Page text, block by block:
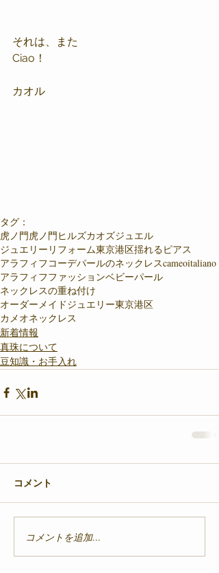
それは、また
Ciao！
カオル
タグ：
虎ノ門虎ノ門ヒルズカオズジュエル
ジュエリーリフォーム東京港区揺れるピアス
アラフィフコーデパールのネックレスcameoitaliano
アラフィフファッションベビーパール
ネックレスの重ね付け
オーダーメイドジュエリー東京港区
カメオネックレス
新着情報
真珠について
豆知識・お手入れ
コメント
コメントを追加…